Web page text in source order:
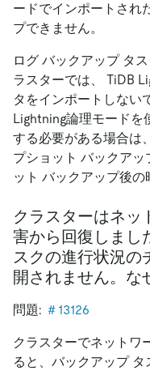
ードでインポートされ
プできません。
ログ バックアップ タ
ラスターでは、 TiDB
タをインポートしない
Lightning論理モードを
する必要がある場合は
プショット バックアッ
ット バックアップ後の
クラスターはネッ
害から回復しまし
スクの進行状況の
開されません。な
問題: ＃13126
クラスターでネットワ
ると、バックアップ